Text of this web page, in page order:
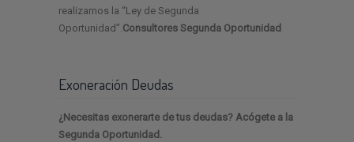
realizamos la “Ley de Segunda
Oportunidad”. Consultores Segunda Oportunidad
Exoneración Deudas
¿Necesitas exonerarte de tus deudas? Acógete a la
Segunda Oportunidad.